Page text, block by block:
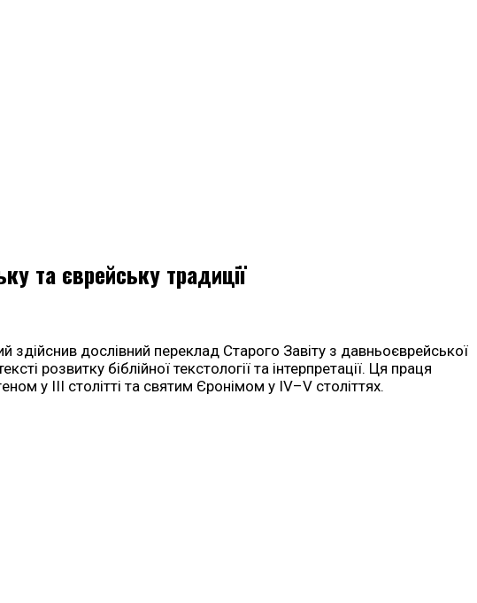
та єврейську традиції
здійснив дослівний переклад Старого Завіту з давньоєврейської
розвитку біблійної текстології та інтерпретації. Ця праця
у III столітті та святим Єронімом у IV–V століттях.